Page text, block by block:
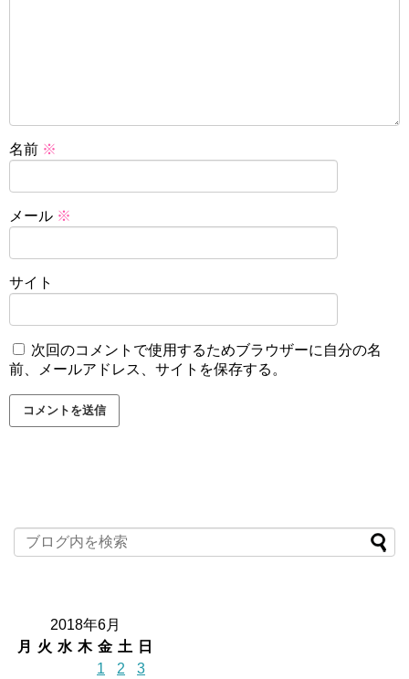
名前 ※
メール ※
サイト
次回のコメントで使用するためブラウザーに自分の名
前、メールアドレス、サイトを保存する。
2018年6月
月
火 水 木 金 土
日
1
2 3